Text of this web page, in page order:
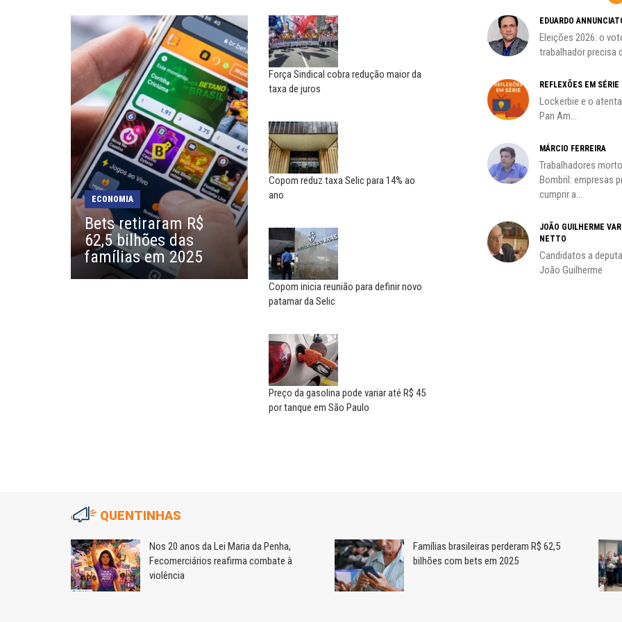
ECONOMIA
Bets retiraram R$
62,5 bilhões das
famílias em 2025
Força Sindical cobra redução maior da
taxa de juros
Copom reduz taxa Selic para 14% ao
ano
Copom inicia reunião para definir novo
patamar da Selic
Preço da gasolina pode variar até R$ 45
por tanque em São Paulo
NILTON NECO
Sindec: 94 anos de união e
MARIA AUXILIADORA
Agosto Lilás: todos e todas no
combate à...
EDUARDO ANNUNCIATO CHICÃO
Sem salário digno e proteção
social, não existe...
EUSÉBIO PINTO NETO
A fortaleza do sindicato
SERGIO LUIZ LEITE (SERGINHO)
Saúde mental:
responsabilidade de todos
MARCOS VERLAINE
Nem reconstruir, nem
reinventar, o sindicalismo
precisa voltar...
MIGUEL TORRES
A luta continua: agora o foco é
o...
CARLOS LOPES
O resgate do nosso Estado
Nacional; por Carlos...
A geopolítica nas eleições de
EDUARDO
Eleições 2026: o
trabalhador precisa
REFLEXÕES EM SÉRIE
Lockerbie e o
Pan Am...
MÁRCIO FERREIRA
Trabalhadores
Bombril: empresas
cumprir a...
JOÃO GUILHERME
NETTO
Candidatos a
João Guilherme
QUENTINHAS
Nos 20 anos da Lei Maria da Penha,
Fecomerciários reafirma combate à
violência
Famílias brasileiras perderam R$ 62,5
bilhões com bets em 2025